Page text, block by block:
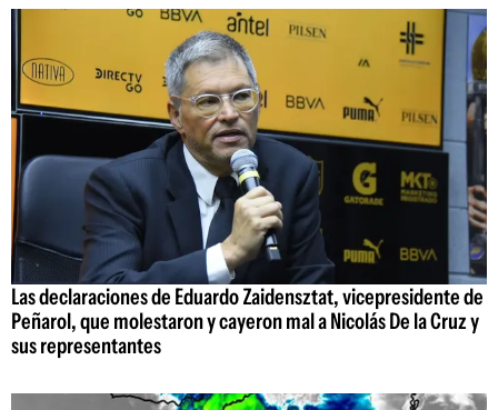
Las declaraciones de Eduardo Zaidensztat, vicepresidente de
Peñarol, que molestaron y cayeron mal a Nicolás De la Cruz y
sus representantes